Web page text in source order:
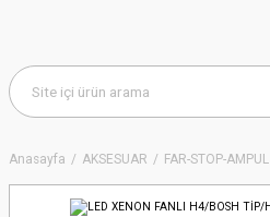
Anasayfa AKSESUAR FAR-STOP-AMPUL